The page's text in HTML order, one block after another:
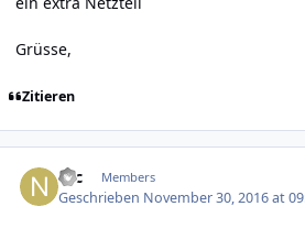
Grüsse,
Zitieren
Nic Members
Geschrieben November 30, 2016 at